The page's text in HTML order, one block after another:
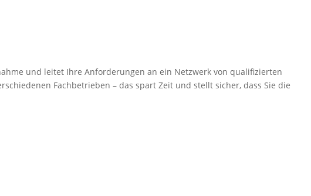
und leitet Ihre Anforderungen an ein Netzwerk von qualifizierten
Fachbetrieben – das spart Zeit und stellt sicher, dass Sie die